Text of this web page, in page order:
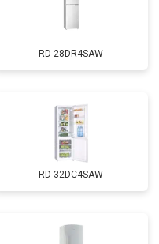
RD-28DR4SAW
RD-32DC4SAW